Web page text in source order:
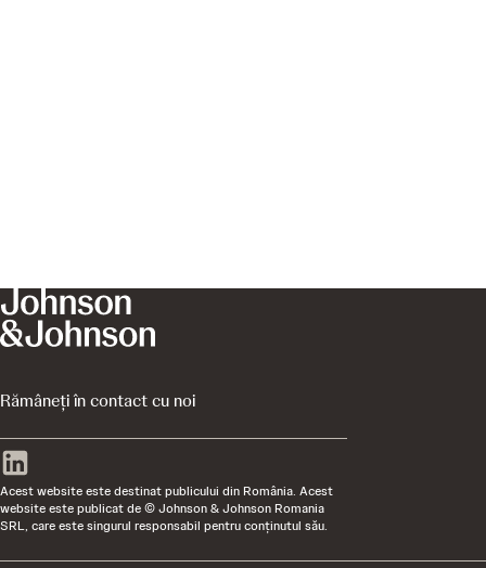
Rămâneți în contact cu noi
Acest website este destinat publicului din România. Acest
website este publicat de © Johnson & Johnson Romania
SRL, care este singurul responsabil pentru conţinutul său.